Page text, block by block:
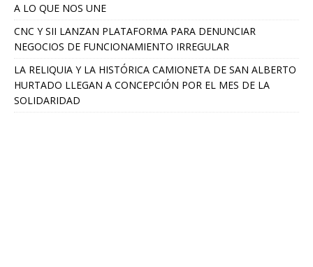
A LO QUE NOS UNE
CNC Y SII LANZAN PLATAFORMA PARA DENUNCIAR
NEGOCIOS DE FUNCIONAMIENTO IRREGULAR
LA RELIQUIA Y LA HISTÓRICA CAMIONETA DE SAN ALBERTO
HURTADO LLEGAN A CONCEPCIÓN POR EL MES DE LA
SOLIDARIDAD